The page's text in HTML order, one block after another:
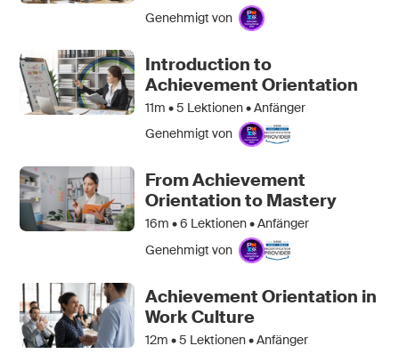
Genehmigt von
Introduction to
Achievement Orientation
11m •5 Lektionen • Anfänger
Genehmigt von
From Achievement
Orientation to Mastery
16m •6 Lektionen • Anfänger
Genehmigt von
Achievement Orientation in
Work Culture
12m •5 Lektionen • Anfänger